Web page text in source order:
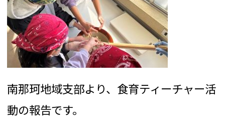
南那珂地域支部より、食育ティーチャー活
動の報告です。